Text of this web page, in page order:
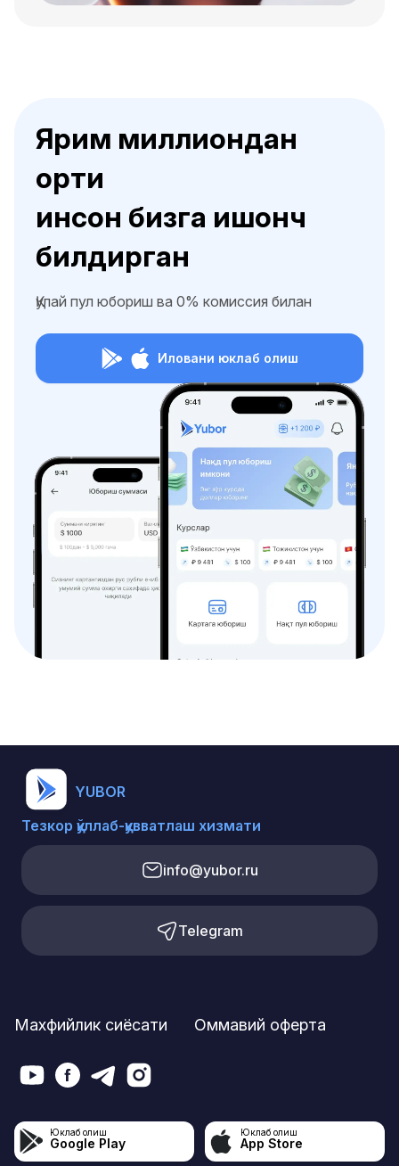
Ярим миллиондан
ортиқ
инсон бизга ишонч
билдирган
Қулай пул юбориш ва 0% комиссия билан
Иловани юклаб олиш
YUBOR
Тезкор қўллаб-қувватлаш хизмати
info@yubor.ru
Telegram
Махфийлик сиёсати Оммавий оферта
Юклаб олиш
Google Play
Юклаб олиш
App Store